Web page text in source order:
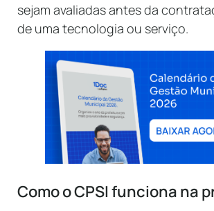
sejam avaliadas antes da
de uma tecnologia ou serviço.
Como o CPSI funciona na